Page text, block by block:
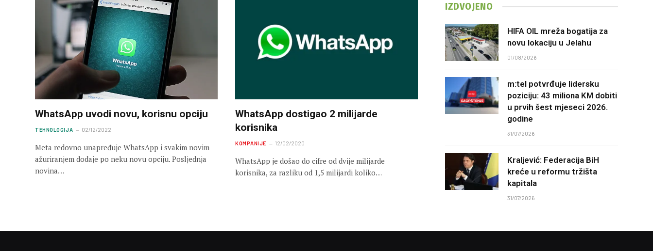
WhatsApp uvodi novu, korisnu opciju
TEHNOLOGIJA 02/12/2022
Meta redovno unapređuje WhatsApp i svakim novim
ažuriranjem dodaje po neku novu opciju. Posljednja
novina…
WhatsApp dostigao 2 milijarde
korisnika
KOMPANIJE 12/02/2020
WhatsApp je došao do cifre od dvije milijarde
korisnika, za razliku od 1,5 milijardi koliko…
IZDVOJENO
HIFA OIL mreža bogatija za
novu lokaciju u Jelahu
01/08/2026
m:tel potvrđuje lidersku
poziciju: 43 miliona KM dobiti
u prvih šest mjeseci 2026.
godine
31/07/2026
Kraljević: Federacija BiH
kreće u reformu tržišta
kapitala
31/07/2026